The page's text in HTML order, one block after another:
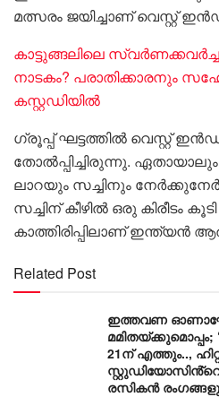
മത്സരം ജയിച്ചാണ് വെസ്റ്റ്
കാട്ടുങ്ങലിലെ
നാടകം? പരാതിക്കാരനും
കസ്റ്റഡിയിൽ
ഗ്രൂപ്പ് ഘട്ടത്തിൽ വെസ്റ്റ്
തോൽപ്പിച്ചിരുന്നു.
ലാറയും സച്ചിനും
സച്ചിന് കീഴിൽ ഒരു കിരീടം
കാത്തിരിപ്പിലാണ് ഇന്ത്യൻ
Related Post
ഇത്തവണ
21ന് എത്തും..,
രസികൻ